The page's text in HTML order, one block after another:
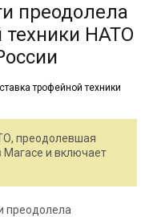
преодолела
техники НАТО
преодолевшая
Магасе и включает
преодолела